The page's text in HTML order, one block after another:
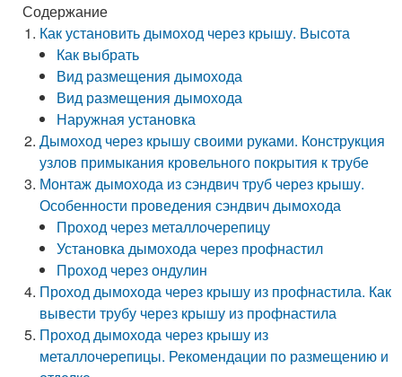
Содержание
Как установить дымоход через крышу. Высота
Как выбрать
Вид размещения дымохода
Вид размещения дымохода
Наружная установка
Дымоход через крышу своими руками. Конструкция
узлов примыкания кровельного покрытия к трубе
Монтаж дымохода из сэндвич труб через крышу.
Особенности проведения сэндвич дымохода
Проход через металлочерепицу
Установка дымохода через профнастил
Проход через ондулин
Проход дымохода через крышу из профнастила. Как
вывести трубу через крышу из профнастила
Проход дымохода через крышу из
металлочерепицы. Рекомендации по размещению и